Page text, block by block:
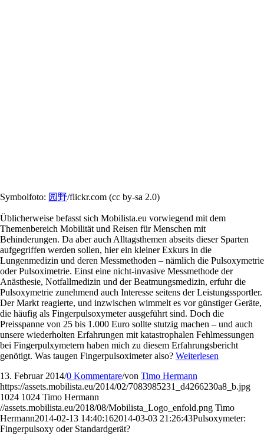
Symbolfoto: 园野/flickr.com (cc by-sa 2.0)
Üblicherweise befasst sich Mobilista.eu vorwiegend mit dem
Themenbereich Mobilität und Reisen für Menschen mit
Behinderungen. Da aber auch Alltagsthemen abseits dieser Sparten
aufgegriffen werden sollen, hier ein kleiner Exkurs in die
Lungenmedizin und deren Messmethoden – nämlich die Pulsoxymetrie
oder Pulsoximetrie. Einst eine nicht-invasive Messmethode der
Anästhesie, Notfallmedizin und der Beatmungsmedizin, erfuhr die
Pulsoxymetrie zunehmend auch Interesse seitens der Leistungssportler.
Der Markt reagierte, und inzwischen wimmelt es vor günstiger Geräte,
die häufig als Fingerpulsoxymeter ausgeführt sind. Doch die
Preisspanne von 25 bis 1.000 Euro sollte stutzig machen – und auch
unsere wiederholten Erfahrungen mit katastrophalen Fehlmessungen
bei Fingerpulxymetern haben mich zu diesem Erfahrungsbericht
genötigt. Was taugen Fingerpulsoximeter also? Weiterlesen
13. Februar 2014/0 Kommentare/von Timo Hermann
https://assets.mobilista.eu/2014/02/7083985231_d4266230a8_b.jpg
1024 1024 Timo Hermann
//assets.mobilista.eu/2018/08/Mobilista_Logo_enfold.png Timo
Hermann2014-02-13 14:40:162014-03-03 21:26:43Pulsoxymeter:
Fingerpulsoxy oder Standardgerät?